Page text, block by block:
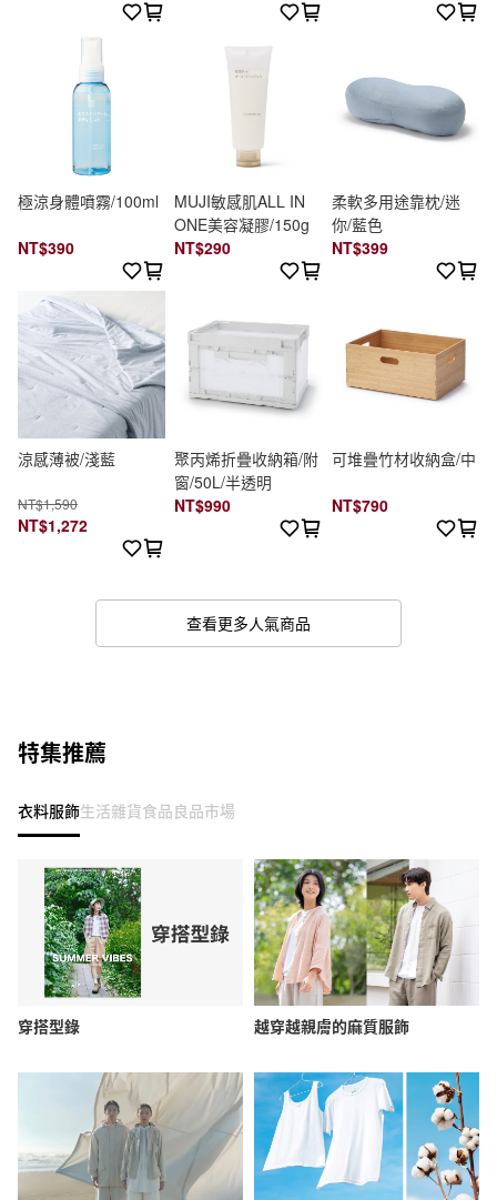
極涼身體噴霧/100ml
NT$390
MUJI敏感肌ALL IN
ONE美容凝膠/150g
NT$290
柔軟多用途靠枕/迷
你/藍色
NT$399
涼感薄被/淺藍
NT$1,590
NT$1,272
聚丙烯折疊收納箱/附
窗/50L/半透明
NT$990
可堆疊竹材收納盒/中
NT$790
查看更多人氣商品
特集推薦
衣料服飾生活雜貨食品良品市場
穿搭型錄 越穿越親膚的麻質服飾